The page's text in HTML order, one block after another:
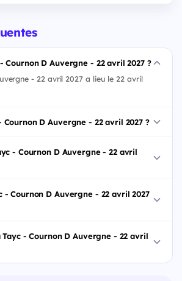
Cournon D Auvergne - 22 avril 2027 ?
- 22 avril 2027 a lieu le 22 avril
D Auvergne - 22 avril 2027 ?
- Cournon D Auvergne - 22 avril
- Cournon D Auvergne - 22 avril 2027
- Cournon D Auvergne - 22 avril